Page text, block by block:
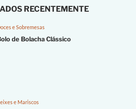
RECENTEMENTE
e Sobremesas
de Bolacha Clássico
e Mariscos